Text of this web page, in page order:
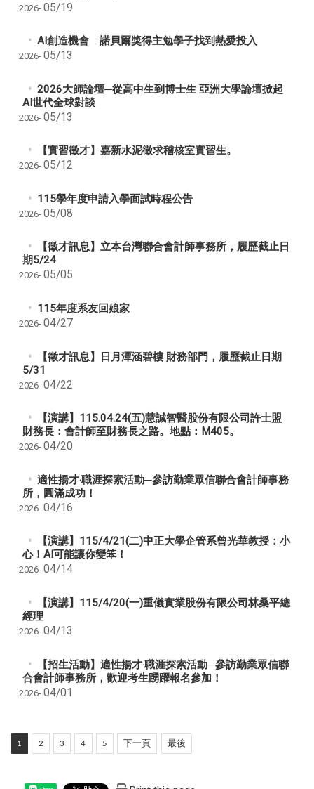
2026- 05/19
AI創造機會 諾貝爾獎得主勉學子找到熱愛投入
2026- 05/13
2026大師論壇─從高中生到博士生 亞洲大學論壇掀起
AI世代全球對談
2026- 05/13
【實習徵才】嘉新水泥徵求稽核室實習生。
2026- 05/12
115學年度申請入學面試時程公告
2026- 05/08
【徵才訊息】立本台灣聯合會計師事務所，履歷截止日
期5/24
2026- 05/05
115年度系友回娘家
2026- 04/27
【徵才訊息】日月潭涵碧樓 財務部門，履歷截止日期
5/31
2026- 04/22
【演講】115.04.24(五)慧誠智醫股份有限公司許士盟
財務長：會計師至財務長之路。地點：M405。
2026- 04/20
適性揚才‧職涯探索活動─參訪勤業眾信聯合會計師事務
所，圓滿成功！
2026- 04/16
【演講】115/4/21(二)中正大學企管系曾光華教授：小
心！AI可能讓你變笨！
2026- 04/14
【演講】115/4/20(一)重儀實業股份有限公司林桑平總
經理
2026- 04/13
【招生活動】適性揚才‧職涯探索活動─參訪勤業眾信聯
合會計師事務所，歡迎考生踴躍報名參加！
2026- 04/01
1 2 3 4 5 下一頁 最後